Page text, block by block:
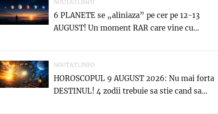
NOUTATI.INFO
6 PLANETE se „aliniaza” pe cer pe 12-13
AUGUST! Un moment RAR care vine cu...
NOUTATI.INFO
HOROSCOPUL 9 AUGUST 2026: Nu mai forta
DESTINUL! 4 zodii trebuie sa stie cand sa...